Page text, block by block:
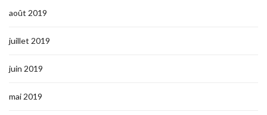
août 2019
juillet 2019
juin 2019
mai 2019